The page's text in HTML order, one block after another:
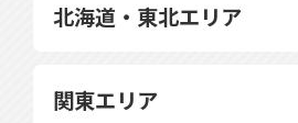
北海道・東北エリア
関東エリア